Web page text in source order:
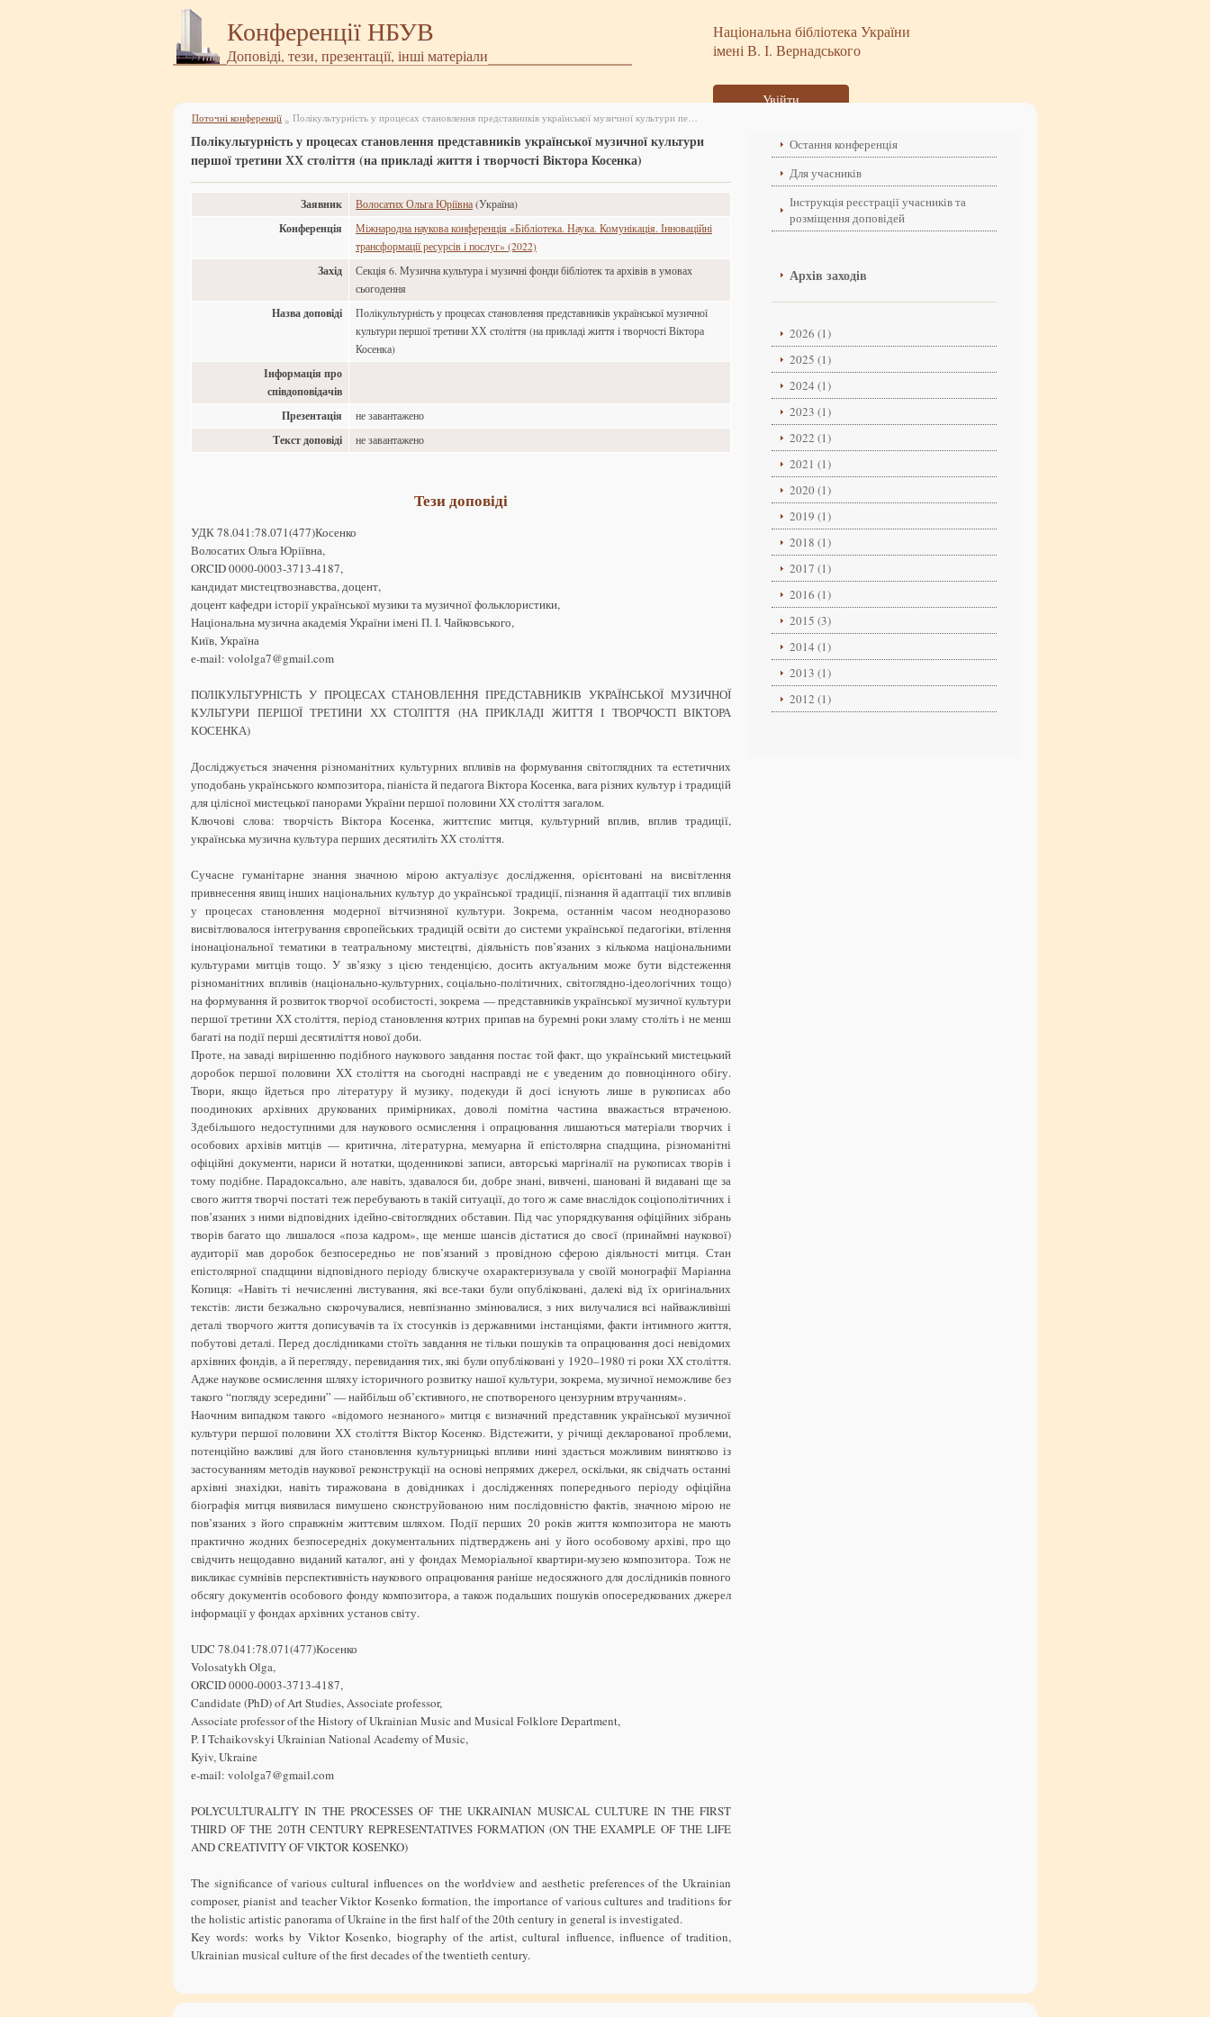
Конференції НБУВ
Доповіді, тези, презентації, інші матеріали
Національна бібліотека України
імені В. І. Вернадського
Увійти
Поточні конференції » Полікультурність у процесах становлення представників української музичної культури першої третини ХХ століття (на прикладі життя і творчості Віктора Косенка)
Полікультурність у процесах становлення представників української музичної культури
першої третини ХХ століття (на прикладі життя і творчості Віктора Косенка)
Заявник Волосатих Ольга Юріївна (Україна)
Конференція
Міжнародна наукова конференція «Бібліотека. Наука. Комунікація. Інноваційні
трансформації ресурсів і послуг» (2022)
Захід
Секція 6. Музична культура і музичні фонди бібліотек та архівів в умовах
сьогодення
Назва доповіді
Полікультурність у процесах становлення представників української музичної
культури першої третини ХХ століття (на прикладі життя і творчості Віктора
Косенка)
Інформація про
співдоповідачів
Презентація
не завантажено
Текст доповіді не завантажено
Тези доповіді
УДК 78.041:78.071(477)Косенко
Волосатих Ольга Юріївна,
ORCID 0000-0003-3713-4187,
кандидат мистецтвознавства, доцент,
доцент кафедри історії української музики та музичної фольклористики,
Національна музична академія України імені П. І. Чайковського,
Київ, Україна
е-mail: vololga7@gmail.com
ПОЛІКУЛЬТУРНІСТЬ У ПРОЦЕСАХ СТАНОВЛЕННЯ ПРЕДСТАВНИКІВ УКРАЇНСЬКОЇ МУЗИЧНОЇ
КУЛЬТУРИ ПЕРШОЇ ТРЕТИНИ ХХ СТОЛІТТЯ (НА ПРИКЛАДІ ЖИТТЯ І ТВОРЧОСТІ ВІКТОРА
КОСЕНКА)
Досліджується значення різноманітних культурних впливів на формування світоглядних та естетичних
уподобань українського композитора, піаніста й педагога Віктора Косенка, вага різних культур і традицій
для цілісної мистецької панорами України першої половини ХХ століття загалом.
Ключові слова: творчість Віктора Косенка, життєпис митця, культурний вплив, вплив традиції,
українська музична культура перших десятиліть ХХ століття.
Сучасне гуманітарне знання значною мірою актуалізує дослідження, орієнтовані на висвітлення
привнесення явищ інших національних культур до української традиції, пізнання й адаптації тих впливів
у процесах становлення модерної вітчизняної культури. Зокрема, останнім часом неодноразово
висвітлювалося інтегрування європейських традицій освіти до системи української педагогіки, втілення
інонаціональної тематики в театральному мистецтві, діяльність пов’язаних з кількома національними
культурами митців тощо. У зв’язку з цією тенденцією, досить актуальним може бути відстеження
різноманітних впливів (національно-культурних, соціально-політичних, світоглядно-ідеологічних тощо)
на формування й розвиток творчої особистості, зокрема — представників української музичної культури
першої третини ХХ століття, період становлення котрих припав на буремні роки зламу століть і не менш
багаті на події перші десятиліття нової доби.
Проте, на заваді вирішенню подібного наукового завдання постає той факт, що український мистецький
доробок першої половини ХХ століття на сьогодні насправді не є уведеним до повноцінного обігу.
Твори, якщо йдеться про літературу й музику, подекуди й досі існують лише в рукописах або
поодиноких архівних друкованих примірниках, доволі помітна частина вважається втраченою.
Здебільшого недоступними для наукового осмислення і опрацювання лишаються матеріали творчих і
особових архівів митців — критична, літературна, мемуарна й епістолярна спадщина, різноманітні
офіційні документи, нариси й нотатки, щоденникові записи, авторські маргіналії на рукописах творів і
тому подібне. Парадоксально, але навіть, здавалося би, добре знані, вивчені, шановані й видавані ще за
свого життя творчі постаті теж перебувають в такій ситуації, до того ж саме внаслідок соціополітичних і
пов’язаних з ними відповідних ідейно-світоглядних обставин. Під час упорядкування офіційних зібрань
творів багато що лишалося «поза кадром», ще менше шансів дістатися до своєї (принаймні наукової)
аудиторії мав доробок безпосередньо не пов’язаний з провідною сферою діяльності митця. Стан
епістолярної спадщини відповідного періоду блискуче охарактеризувала у своїй монографії Маріанна
Копиця: «Навіть ті нечисленні листування, які все-таки були опубліковані, далекі від їх оригінальних
текстів: листи безжально скорочувалися, невпізнанно змінювалися, з них вилучалися всі найважливіші
деталі творчого життя дописувачів та їх стосунків із державними інстанціями, факти інтимного життя,
побутові деталі. Перед дослідниками стоїть завдання не тільки пошуків та опрацювання досі невідомих
архівних фондів, а й перегляду, перевидання тих, які були опубліковані у 1920–1980 ті роки ХХ століття.
Адже наукове осмислення шляху історичного розвитку нашої культури, зокрема, музичної неможливе без
такого “погляду зсередини” — найбільш об’єктивного, не спотвореного цензурним втручанням».
Наочним випадком такого «відомого незнаного» митця є визначний представник української музичної
культури першої половини ХХ століття Віктор Косенко. Відстежити, у річищі декларованої проблеми,
потенційно важливі для його становлення культурницькі впливи нині здається можливим винятково із
застосуванням методів наукової реконструкції на основі непрямих джерел, оскільки, як свідчать останні
архівні знахідки, навіть тиражована в довідниках і дослідженнях попереднього періоду офіційна
біографія митця виявилася вимушено сконструйованою ним послідовністю фактів, значною мірою не
пов’язаних з його справжнім життєвим шляхом. Події перших 20 років життя композитора не мають
практично жодних безпосередніх документальних підтверджень ані у його особовому архіві, про що
свідчить нещодавно виданий каталог, ані у фондах Меморіальної квартири-музею композитора. Тож не
викликає сумнівів перспективність наукового опрацювання раніше недосяжного для дослідників повного
обсягу документів особового фонду композитора, а також подальших пошуків опосередкованих джерел
інформації у фондах архівних установ світу.
UDC 78.041:78.071(477)Косенко
Volosatykh Olga,
ORCID 0000-0003-3713-4187,
Candidate (PhD) of Art Studies, Associate professor,
Associate professor of the History of Ukrainian Music and Musical Folklore Department,
P. I Tchaikovskyі Ukrainian National Academy of Music,
Kyiv, Ukraine
е-mail: vololga7@gmail.com
POLYCULTURALITY IN THE PROCESSES OF THE UKRAINIAN MUSICAL CULTURE IN THE FIRST
THIRD OF THE 20TH CENTURY REPRESENTATIVES FORMATION (ON THE EXAMPLE OF THE LIFE
AND CREATIVITY OF VIKTOR KOSENKO)
The significance of various cultural influences on the worldview and aesthetic preferences of the Ukrainian
composer, pianist and teacher Viktor Kosenko formation, the importance of various cultures and traditions for
the holistic artistic panorama of Ukraine in the first half of the 20th century in general is investigated.
Key words: works by Viktor Kosenko, biography of the artist, cultural influence, influence of tradition,
Ukrainian musical culture of the first decades of the twentieth century.
Остання конференція
Для учасників
Інструкція реєстрації учасників та
розміщення доповідей
Архів заходів
2026 (1)
2025 (1)
2024 (1)
2023 (1)
2022 (1)
2021 (1)
2020 (1)
2019 (1)
2018 (1)
2017 (1)
2016 (1)
2015 (3)
2014 (1)
2013 (1)
2012 (1)